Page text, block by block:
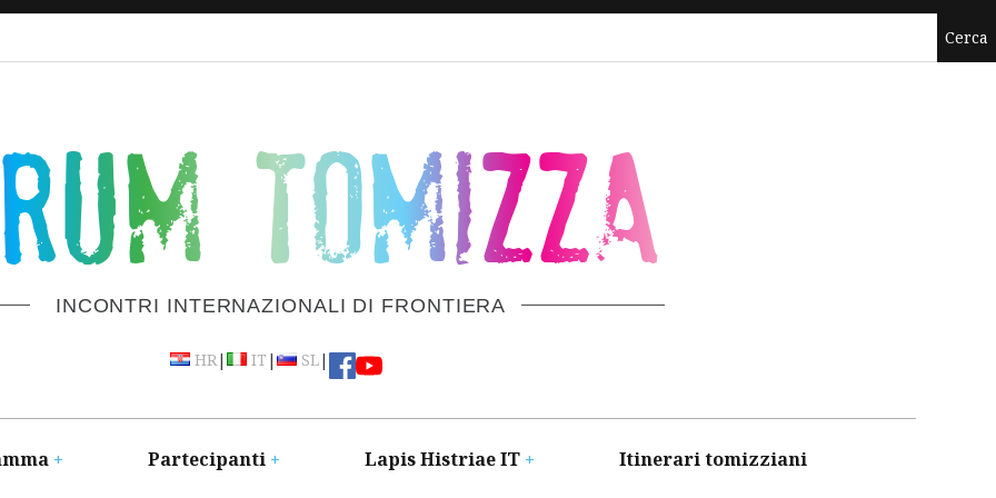
TOMIZZA
INCONTRI INTERNAZIONALI DI FRONTIERA
HR| IT | SL|
Partecipanti Lapis Histriae IT Itinerari tomizziani